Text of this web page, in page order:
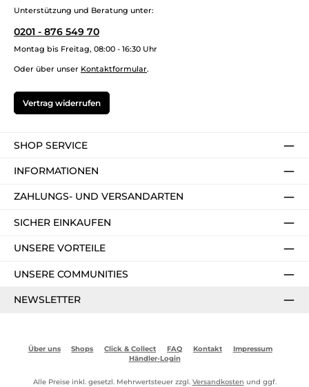
Unterstützung und Beratung unter:
0201 - 876 549 70
Montag bis Freitag, 08:00 - 16:30 Uhr
Oder über unser Kontaktformular.
Vertrag widerrufen
SHOP SERVICE
INFORMATIONEN
ZAHLUNGS- UND VERSANDARTEN
SICHER EINKAUFEN
UNSERE VORTEILE
UNSERE COMMUNITIES
NEWSLETTER
Über uns Shops Click & Collect FAQ Kontakt
Impressum
Händler-Login
Alle Preise inkl. gesetzl. Mehrwertsteuer zzgl. Versandkosten und ggf.